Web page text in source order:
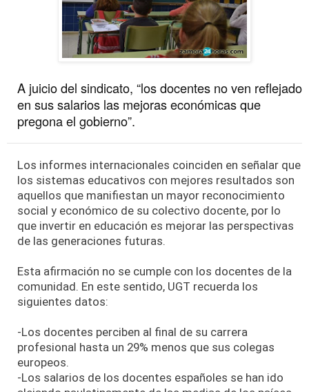
A juicio del sindicato, “los docentes no ven reflejado
en sus salarios las mejoras económicas que
pregona el gobierno”.
Los informes internacionales coinciden en señalar que
los sistemas educativos con mejores resultados son
aquellos que manifiestan un mayor reconocimiento
social y económico de su colectivo docente, por lo
que invertir en educación es mejorar las perspectivas
de las generaciones futuras.
Esta afirmación no se cumple con los docentes de la
comunidad. En este sentido, UGT recuerda los
siguientes datos:
-Los docentes perciben al final de su carrera
profesional hasta un 29% menos que sus colegas
europeos.
-Los salarios de los docentes españoles se han ido